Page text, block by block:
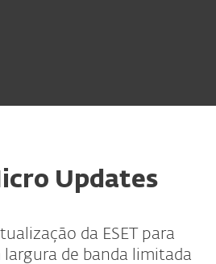
Updates
da ESET para
de banda limitada